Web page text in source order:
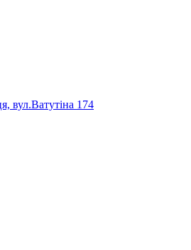
вул.Ватутіна 174